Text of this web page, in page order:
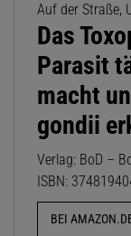
Auf der Straße,
Das
Parasit
macht
gondii
Verlag: BoD –
ISBN:
BEI